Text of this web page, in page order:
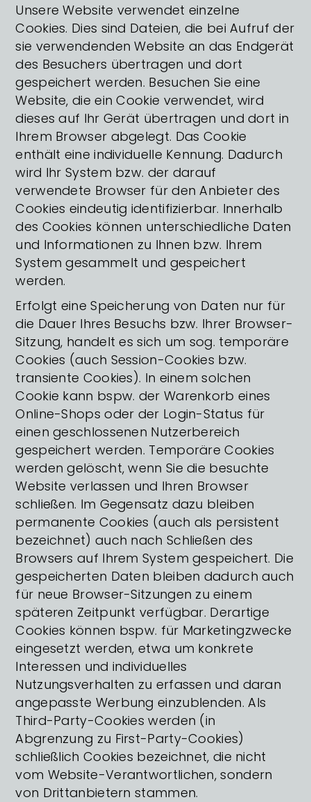
Unsere Website verwendet einzelne
Cookies. Dies sind Dateien, die bei Aufruf der
sie verwendenden Website an das Endgerät
des Besuchers übertragen und dort
gespeichert werden. Besuchen Sie eine
Website, die ein Cookie verwendet, wird
dieses auf Ihr Gerät übertragen und dort in
Ihrem Browser abgelegt. Das Cookie
enthält eine individuelle Kennung. Dadurch
wird Ihr System bzw. der darauf
verwendete Browser für den Anbieter des
Cookies eindeutig identifizierbar. Innerhalb
des Cookies können unterschiedliche Daten
und Informationen zu Ihnen bzw. Ihrem
System gesammelt und gespeichert
werden.
Erfolgt eine Speicherung von Daten nur für
die Dauer Ihres Besuchs bzw. Ihrer Browser-
Sitzung, handelt es sich um sog. temporäre
Cookies (auch Session-Cookies bzw.
transiente Cookies). In einem solchen
Cookie kann bspw. der Warenkorb eines
Online-Shops oder der Login-Status für
einen geschlossenen Nutzerbereich
gespeichert werden. Temporäre Cookies
werden gelöscht, wenn Sie die besuchte
Website verlassen und Ihren Browser
schließen. Im Gegensatz dazu bleiben
permanente Cookies (auch als persistent
bezeichnet) auch nach Schließen des
Browsers auf Ihrem System gespeichert. Die
gespeicherten Daten bleiben dadurch auch
für neue Browser-Sitzungen zu einem
späteren Zeitpunkt verfügbar. Derartige
Cookies können bspw. für Marketingzwecke
eingesetzt werden, etwa um konkrete
Interessen und individuelles
Nutzungsverhalten zu erfassen und daran
angepasste Werbung einzublenden. Als
Third-Party-Cookies werden (in
Abgrenzung zu First-Party-Cookies)
schließlich Cookies bezeichnet, die nicht
vom Website-Verantwortlichen, sondern
von Drittanbietern stammen.